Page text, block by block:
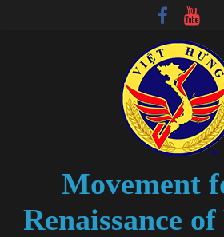
Movement
Renaissance